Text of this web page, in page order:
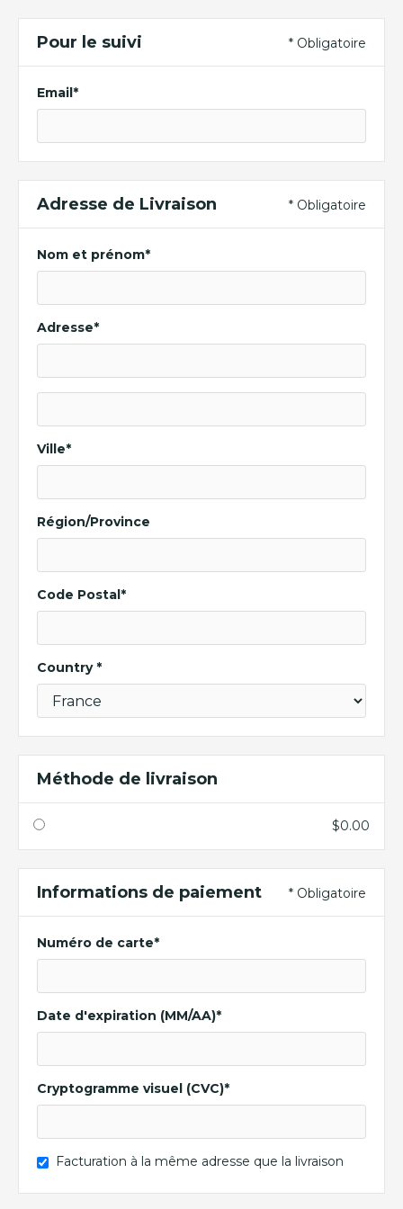
Pour le suivi * Obligatoire
Email*
Adresse de Livraison * Obligatoire
Nom et prénom*
Adresse*
Ville*
Région/Province
Code Postal*
Country *
Méthode de livraison
$0.00
Informations de paiement * Obligatoire
Numéro de carte*
Date d'expiration (MM/AA)*
Cryptogramme visuel (CVC)*
Facturation à la même adresse que la livraison